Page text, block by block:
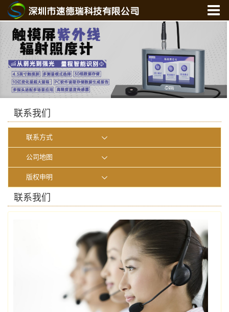
关于我们
产品中心
新闻中心
光学实验室
联系我们
联系方式
公司地图
版权申明
联系我们